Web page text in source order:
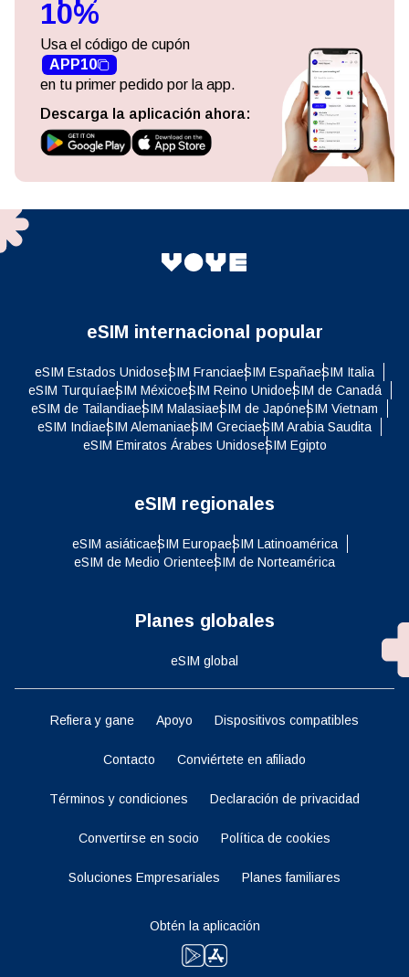
10%
Usa el código de cupón
APP10
en tu primer pedido por la app.
Descarga la aplicación ahora:
eSIM internacional popular
eSIM Estados UnidoseSIM FranciaeSIM EspañaeSIM Italia
eSIM TurquíaeSIM MéxicoeSIM Reino UnidoeSIM de Canadá
eSIM de TailandiaeSIM MalasiaeSIM de JapóneSIM Vietnam
eSIM IndiaeSIM AlemaniaeSIM GreciaeSIM Arabia Saudita
eSIM Emiratos Árabes UnidoseSIM Egipto
eSIM regionales
eSIM asiáticaeSIM EuropaeSIM Latinoamérica
eSIM de Medio OrienteeSIM de Norteamérica
Planes globales
eSIM global
Refiera y gane Apoyo Dispositivos compatibles
Contacto Conviértete en afiliado
Términos y condiciones Declaración de privacidad
Convertirse en socio Política de cookies
Soluciones Empresariales Planes familiares
Obtén la aplicación